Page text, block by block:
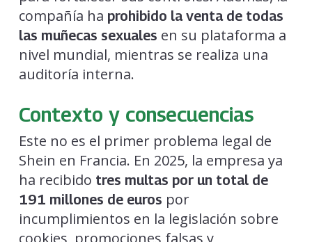
compañía ha prohibido la venta de todas
las muñecas sexuales en su plataforma a
nivel mundial, mientras se realiza una
auditoría interna.
Contexto y consecuencias
Este no es el primer problema legal de
Shein en Francia. En 2025, la empresa ya
ha recibido tres multas por un total de
191 millones de euros por
incumplimientos en la legislación sobre